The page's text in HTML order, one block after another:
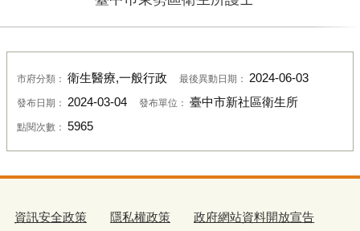
市府分類： 衛生醫療,一般行政 最後異動日期： 2024-06-03
發布日期： 2024-03-04 發布單位： 臺中市新社區衛生所
點閱次數： 5965
資訊安全政策 隱私權政策 政府網站資料開放宣告